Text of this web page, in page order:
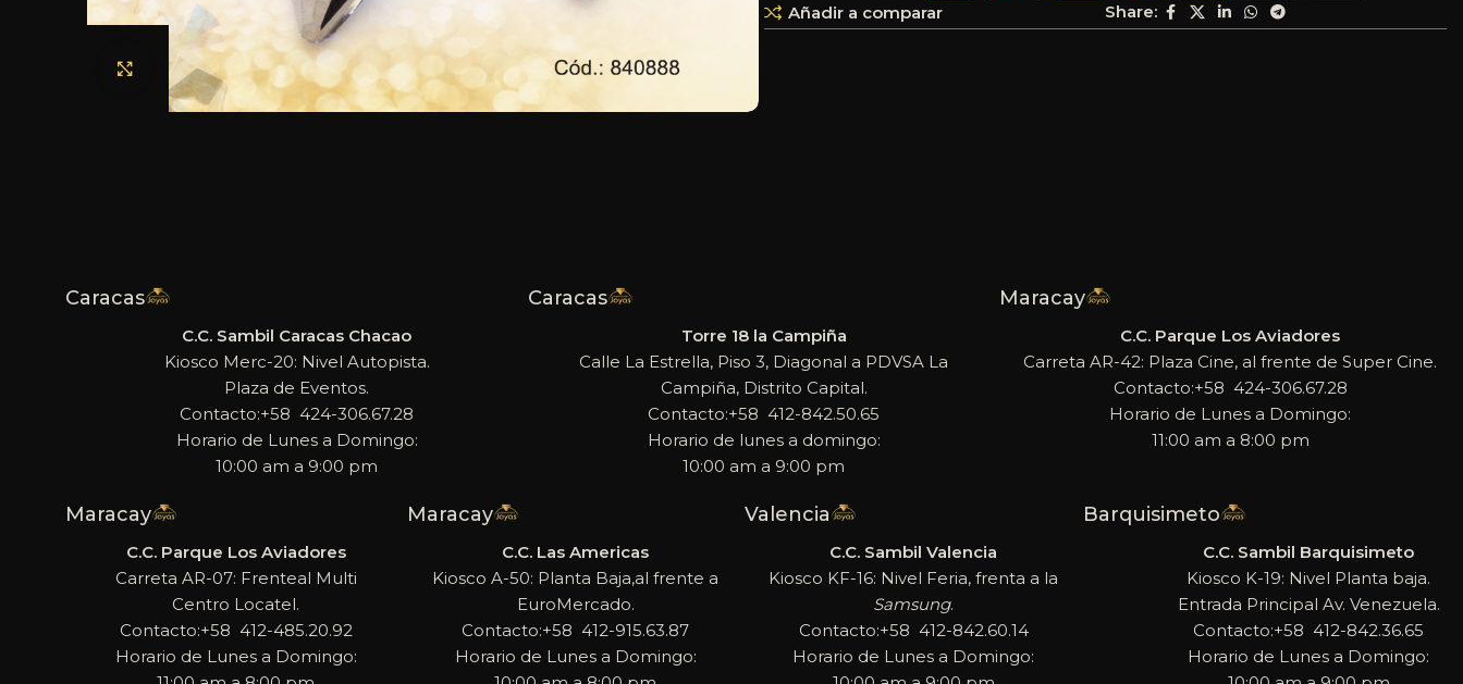
Haga clic para ampliar
Añadir a comparar Share:
Caracas
C.C. Sambil Caracas Chacao
Kiosco Merc-20: Nivel Autopista.
Plaza de Eventos.
Contacto:+58 424-306.67.28
Horario de Lunes a Domingo:
10:00 am a 9:00 pm
Caracas
Torre 18 la Campiña
Calle La Estrella, Piso 3, Diagonal a PDVSA La
Campiña, Distrito Capital.
Contacto:+58 412-842.50.65
Horario de lunes a domingo:
10:00 am a 9:00 pm
Maracay
C.C. Parque Los Aviadores
Carreta AR-42: Plaza Cine, al frente de Super Cine.
Contacto:+58 424-306.67.28
Horario de Lunes a Domingo:
11:00 am a 8:00 pm
Maracay
C.C. Parque Los Aviadores
Carreta AR-07: Frenteal Multi
Centro Locatel.
Contacto:+58 412-485.20.92
Horario de Lunes a Domingo:
Maracay
C.C. Las Americas
Kiosco A-50: Planta Baja,al frente a
EuroMercado.
Contacto:+58 412-915.63.87
Horario de Lunes a Domingo:
Valencia
C.C. Sambil Valencia
Kiosco KF-16: Nivel Feria, frenta a la
Samsung.
Contacto:+58 412-842.60.14
Horario de Lunes a Domingo:
Barquisimeto
C.C. Sambil Barquisimeto
Kiosco K-19: Nivel Planta baja.
Entrada Principal Av. Venezuela.
Contacto:+58 412-842.36.65
Horario de Lunes a Domingo: